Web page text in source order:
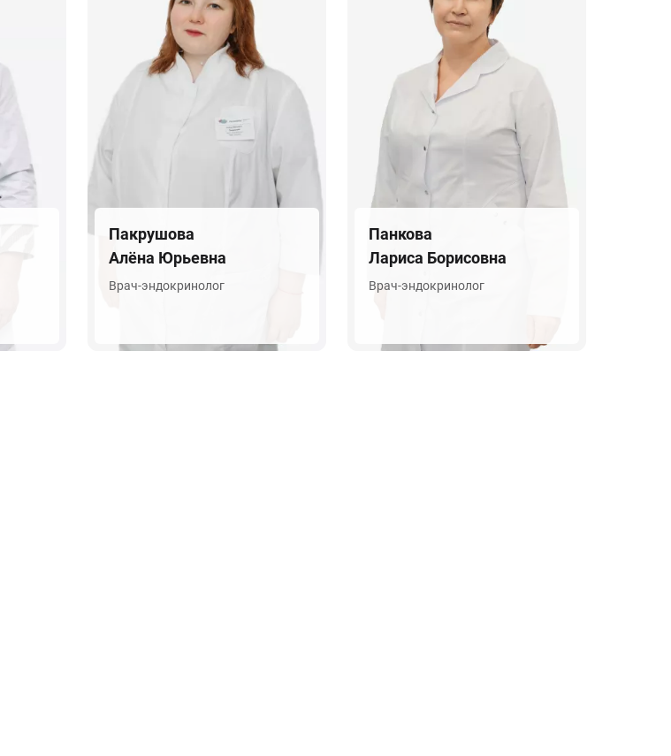
Пакрушова
Алёна Юрьевна
Врач-эндокринолог
Панкова
Лариса Борисовна
Врач-эндокринолог